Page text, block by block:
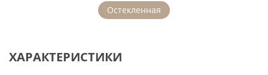
Остекленная
ХАРАКТЕРИСТИКИ